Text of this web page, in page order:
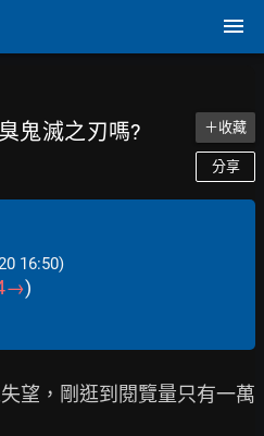
鬼滅之刃嗎? ＋收藏
分享
16:50)
→)
望，剛逛到閱覽量只有一萬